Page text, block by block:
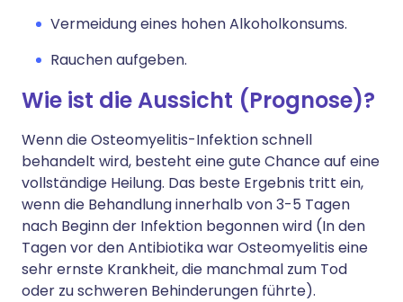
Vermeidung eines hohen Alkoholkonsums.
Rauchen aufgeben.
Wie ist die Aussicht (Prognose)?
Wenn die Osteomyelitis-Infektion schnell
behandelt wird, besteht eine gute Chance auf eine
vollständige Heilung. Das beste Ergebnis tritt ein,
wenn die Behandlung innerhalb von 3-5 Tagen
nach Beginn der Infektion begonnen wird (In den
Tagen vor den Antibiotika war Osteomyelitis eine
sehr ernste Krankheit, die manchmal zum Tod
oder zu schweren Behinderungen führte).